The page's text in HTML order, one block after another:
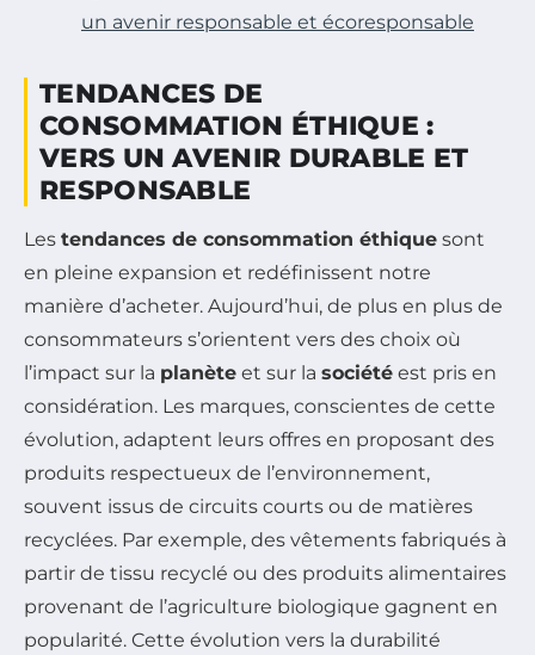
un avenir responsable et écoresponsable
TENDANCES DE
CONSOMMATION ÉTHIQUE :
VERS UN AVENIR DURABLE ET
RESPONSABLE
Les tendances de consommation éthique sont
en pleine expansion et redéfinissent notre
manière d’acheter. Aujourd’hui, de plus en plus de
consommateurs s’orientent vers des choix où
l’impact sur la planète et sur la société est pris en
considération. Les marques, conscientes de cette
évolution, adaptent leurs offres en proposant des
produits respectueux de l’environnement,
souvent issus de circuits courts ou de matières
recyclées. Par exemple, des vêtements fabriqués à
partir de tissu recyclé ou des produits alimentaires
provenant de l’agriculture biologique gagnent en
popularité. Cette évolution vers la durabilité